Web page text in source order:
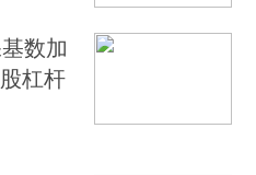
数加
杠杆